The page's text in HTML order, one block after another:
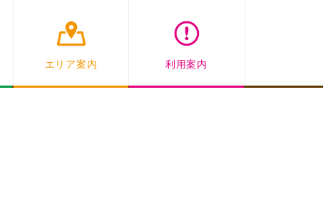
エリア案内 利用案内